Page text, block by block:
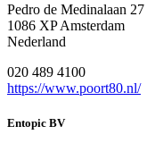
Pedro de Medinalaan 27
1086 XP Amsterdam
Nederland
020 489 4100
https://www.poort80.nl/
Entopic BV